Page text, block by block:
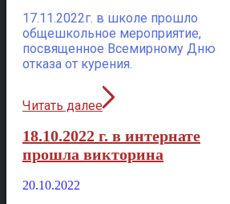
17.11.2022г. в школе прошло
общешкольное мероприятие,
посвященное Всемирному Дню
отказа от курения.
Читать далее
18.10.2022 г. в интернате
прошла викторина
20.10.2022